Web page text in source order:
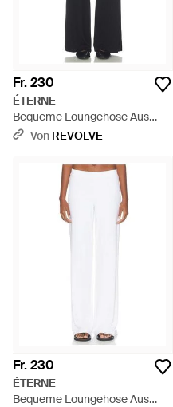
Fr. 230
ÉTERNE
Bequeme Loungehose Aus
Butterripp - Schwarz
Von REVOLVE
Fr. 230
ÉTERNE
Bequeme Loungehose Aus